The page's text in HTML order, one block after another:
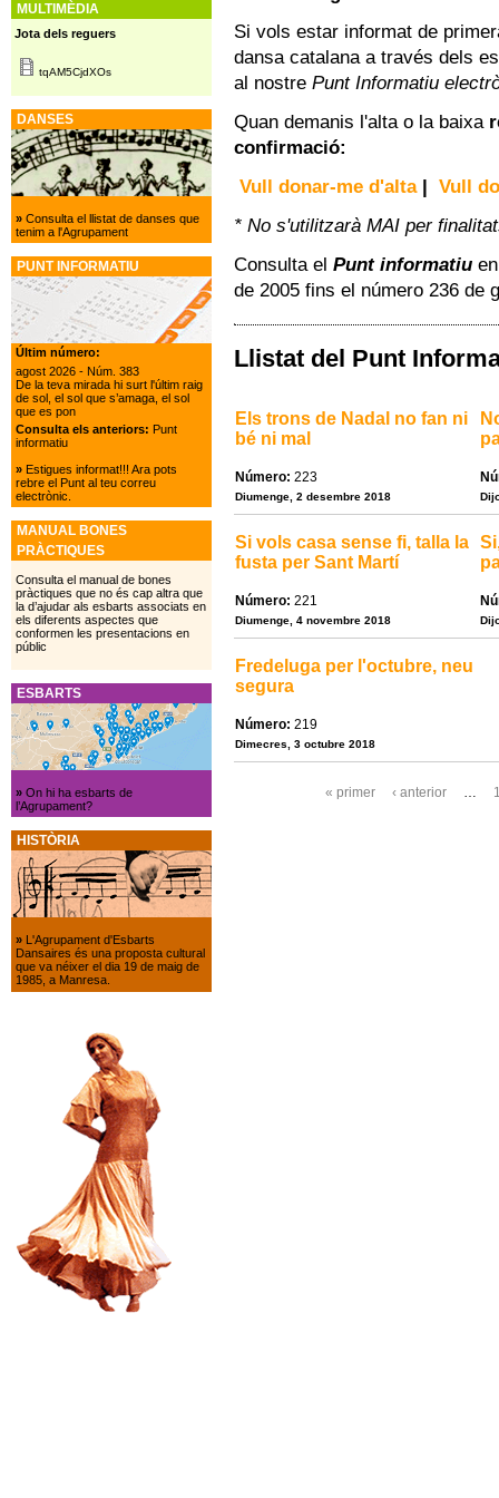
Si vols estar informat de
dansa catalana a través dels
al nostre Punt Informatiu
Quan demanis l'alta o la baixa
confirmació:
Vull donar-me d'alta| Vull
* No s'utilitzarà MAI per
Consulta el Punt informatiu
de 2005 fins el número 236 de
Llistat del Punt
Els trons de Nadal no fan ni
bé ni mal
Número: 223
Diumenge, 2 desembre 2018
Si vols casa sense fi, talla la
fusta per Sant Martí
Número: 221
Diumenge, 4 novembre 2018
Fredeluga per l'octubre, neu
segura
Número: 219
Dimecres, 3 octubre 2018
« primer ‹ anterior
MULTIMÈDIA
Jota dels reguers
tqAM5CjdXOs
DANSES
»Consulta el llistat de danses que
tenim a l'Agrupament
PUNT INFORMATIU
Últim número:
agost 2026 - Núm. 383
De la teva mirada hi surt l'últim raig
de sol, el sol que s’amaga, el sol
que es pon
Consulta els anteriors: Punt
informatiu
»Estigues informat!!! Ara pots
rebre el Punt al teu correu
electrònic.
MANUAL BONES
PRÀCTIQUES
Consulta el manual de bones
pràctiques que no és cap altra que
la d’ajudar als esbarts associats en
els diferents aspectes que
conformen les presentacions en
públic
ESBARTS
»On hi ha esbarts de
l’Agrupament?
HISTÒRIA
» L'Agrupament d'Esbarts
Dansaires és una proposta cultural
que va néixer el dia 19 de maig de
1985, a Manresa.